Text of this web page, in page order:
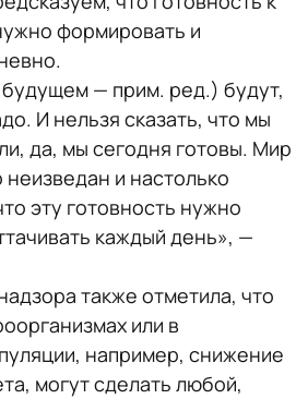
формировать и
— прим. ред.) будут,
И нельзя сказать, что мы
да, мы сегодня готовы. Мир
неизведан и настолько
эту готовность нужно
каждый день», —
также отметила, что
или в
например, снижение
могут сделать любой,